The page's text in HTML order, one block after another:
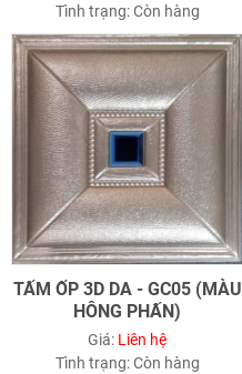
Tình trạng:Còn hàng
TẤM ỐP 3D DA - GC05 (MÀU
HÔNG PHẤN)
Giá: Liên hệ
Tình trạng:Còn hàng